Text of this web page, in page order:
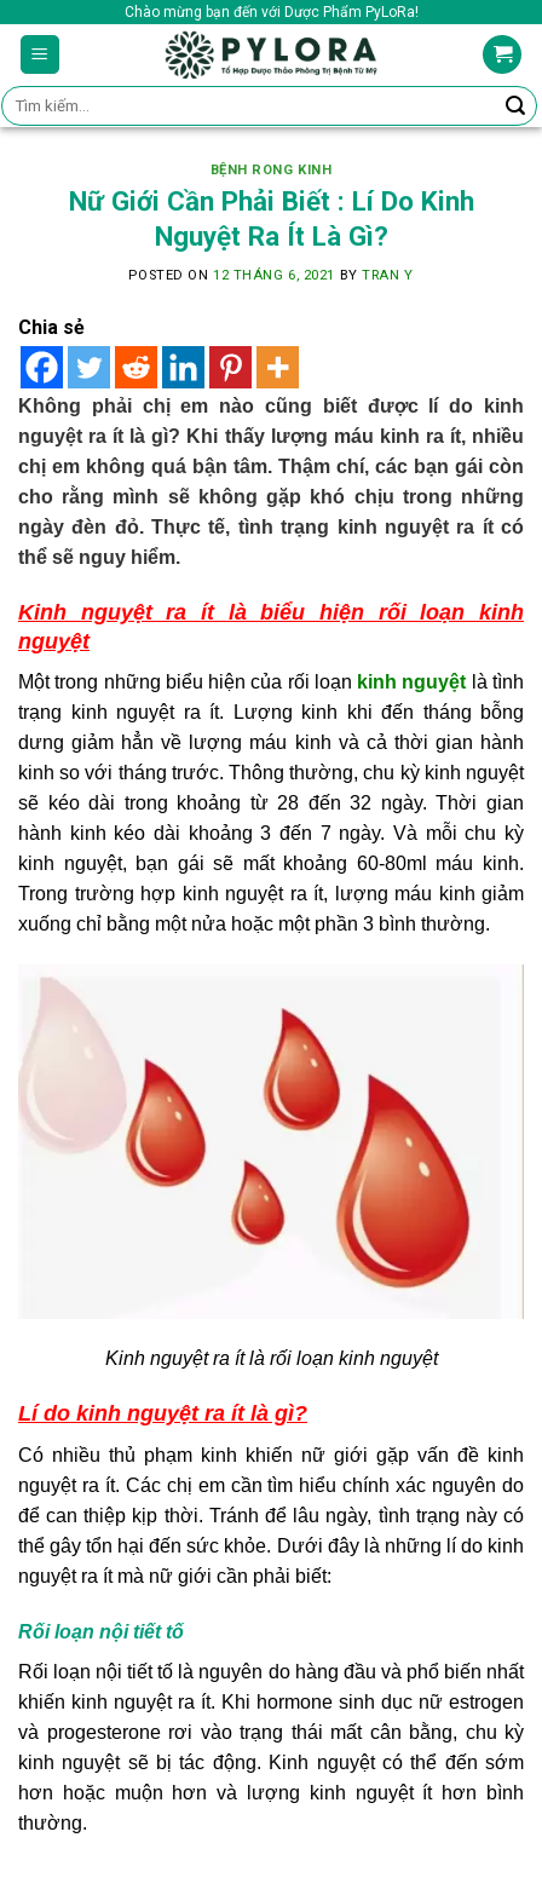
content
Chào mừng bạn đến với Dược Phẩm PyLoRa!
Tìm
kiếm:
BỆNH RONG KINH
Nữ Giới Cần Phải Biết : Lí Do Kinh
Nguyệt Ra Ít Là Gì?
POSTED ON 12 THÁNG 6, 2021 BYTRAN Y
Chia sẻ
Không phải chị em nào cũng biết được lí do kinh
nguyệt ra ít là gì? Khi thấy lượng máu kinh ra ít, nhiều
chị em không quá bận tâm. Thậm chí, các bạn gái còn
cho rằng mình sẽ không gặp khó chịu trong những
ngày đèn đỏ. Thực tế, tình trạng kinh nguyệt ra ít có
thể sẽ nguy hiểm.
Kinh nguyệt ra ít là biểu hiện rối loạn kinh
nguyệt
Một trong những biểu hiện của rối loạn kinh nguyệt là tình
trạng kinh nguyệt ra ít. Lượng kinh khi đến tháng bỗng
dưng giảm hẳn về lượng máu kinh và cả thời gian hành
kinh so với tháng trước. Thông thường, chu kỳ kinh nguyệt
sẽ kéo dài trong khoảng từ 28 đến 32 ngày. Thời gian
hành kinh kéo dài khoảng 3 đến 7 ngày. Và mỗi chu kỳ
kinh nguyệt, bạn gái sẽ mất khoảng 60-80ml máu kinh.
Trong trường hợp kinh nguyệt ra ít, lượng máu kinh giảm
xuống chỉ bằng một nửa hoặc một phần 3 bình thường.
Kinh nguyệt ra ít là rối loạn kinh nguyệt
Lí do kinh nguyệt ra ít là gì?
Có nhiều thủ phạm kinh khiến nữ giới gặp vấn đề kinh
nguyệt ra ít. Các chị em cần tìm hiểu chính xác nguyên do
để can thiệp kịp thời. Tránh để lâu ngày, tình trạng này có
thể gây tổn hại đến sức khỏe. Dưới đây là những lí do kinh
nguyệt ra ít mà nữ giới cần phải biết:
Rối loạn nội tiết tố
Rối loạn nội tiết tố là nguyên do hàng đầu và phổ biến nhất
khiến kinh nguyệt ra ít. Khi hormone sinh dục nữ estrogen
và progesterone rơi vào trạng thái mất cân bằng, chu kỳ
kinh nguyệt sẽ bị tác động. Kinh nguyệt có thể đến sớm
hơn hoặc muộn hơn và lượng kinh nguyệt ít hơn bình
thường.